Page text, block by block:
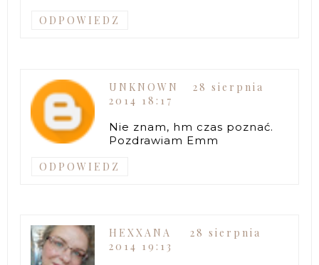
ODPOWIEDZ
UNKNOWN
28 sierpnia
2014 18:17
Nie znam, hm czas poznać.
Pozdrawiam Emm
ODPOWIEDZ
HEXXANA
28 sierpnia
2014 19:13